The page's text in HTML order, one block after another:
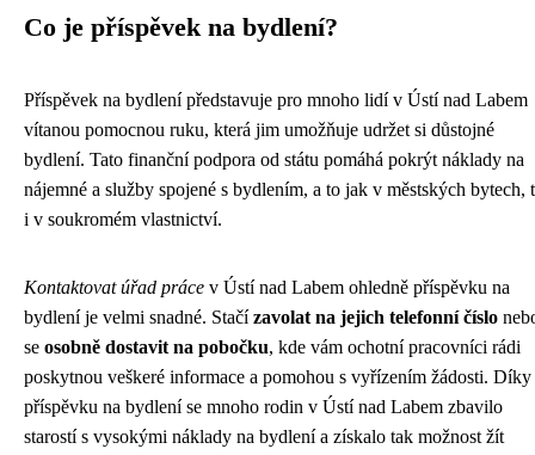
Co je příspěvek na bydlení?
Příspěvek na bydlení představuje pro mnoho lidí v Ústí nad Labem
vítanou pomocnou ruku, která jim umožňuje udržet si důstojné
bydlení. Tato finanční podpora od státu pomáhá pokrýt náklady na
nájemné a služby spojené s bydlením, a to jak v městských bytech,
i v soukromém vlastnictví.
Kontaktovat úřad práce v Ústí nad Labem ohledně příspěvku na
bydlení je velmi snadné. Stačízavolat na jejich telefonní číslo
se osobně dostavit na pobočku, kde vám ochotní pracovníci rádi
poskytnou veškeré informace a pomohou s vyřízením žádosti. Díky
příspěvku na bydlení se mnoho rodin v Ústí nad Labem zbavilo
starostí s vysokými náklady na bydlení a získalo tak možnost žít